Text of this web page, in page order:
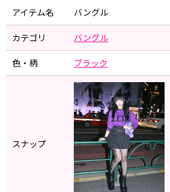
アイテム名 バングル
カテゴリ バングル
色・柄 ブラック
スナップ